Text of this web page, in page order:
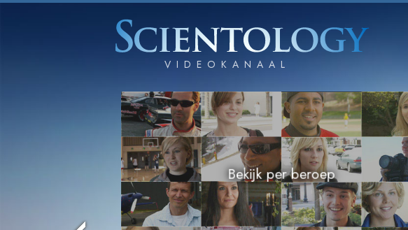
Bekijk per beroep